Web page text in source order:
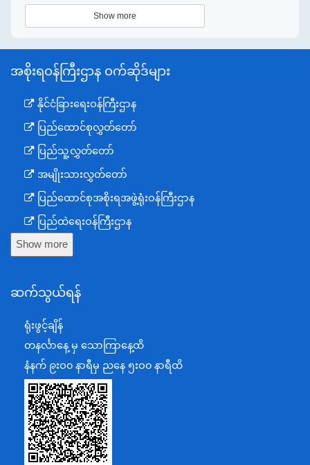
Show more
အစိုးရဝန်ကြီးဌာန ဝက်ဆိုဒ်များ
နိုင်ငံခြားရေးဝန်ကြီးဌာန
ပြည်ထောင်စုလွှတ်တော်
ပြည်သူ့လွှတ်တော်
အမျိုးသားလွှတ်တော်
ပြည်ထောင်စုအစိုးရအဖွဲ့ရုံးဝန်ကြီးဌာန
ပြည်ထဲရေးဝန်ကြီးဌာန
ကာကွယ်ရေးဝန်ကြီးဌာန
စီမံကိန်း၊ဘဏ္ဍာရေးနှင့်စက်မှုဝန်ကြီးဌာန
ရင်းနှီးမြှုပ်နှံမှုနှင့် နိုင်ငံခြားစီးပွားဆက်သွယ်ရေးဝန်ကြီးဌာန
အပြည်ပြည်ဆိုင်ရာပူးပေါင်းဆောင်ရွက်ရေးဝန်ကြီးဌာန
ပြန်ကြားရေးဝန်ကြီးဌာန
သာသနာရေးနှင့် ယဉ်ကျေးမှုဝန်ကြီးဌာန
စိုက်ပျိုးရေး၊မွေးမြူရေးနှင့်ဆည်မြောင်းဝန်ကြီးဌာန
ပို့ဆောင်ရေးနှင့်ဆက်သွယ်ရေးဝန်ကြီးဌာန
သယံဇာတနှင့်ပတ်ဝန်းကျင်ထိန်းသိမ်းရေးဝန်ကြီးဌာန
Show more
ဆက်သွယ်ရန်
ရုံးဖွင့်ချိန်
တနင်္လာနေ့ မှ သောကြာနေ့ထိ
နံနက် ၉းဝ၀ နာရီမှ ညနေ ၅းဝ၀ နာရီထိ